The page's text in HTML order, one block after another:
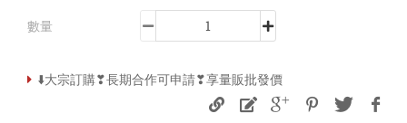
數量
⬇️大宗訂購❣長期合作可申請❣享量販批發價